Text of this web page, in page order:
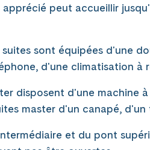
peut accueillir
sont équipées d'une
d'une climatisation à
disposent d'une machine
master d'un canapé,
et du pont